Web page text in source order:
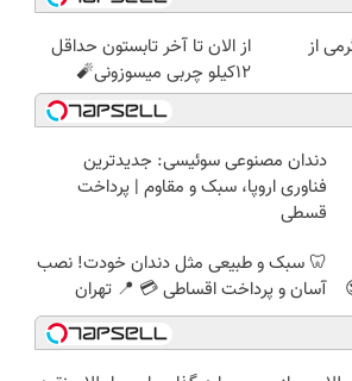
شمش 2.5 گرمی از
از الان تا آخر تابستون حداقل
12کیلو چربی میسوزونی🧨
دندان مصنوعی سوئیسی: جدیدترین
فناوری اروپا، سبک و مقاوم | پرداخت
قسطی
🦷 سبک و طبیعی مثل دندان خودت! نصب
آسان و پرداخت اقساطی 💳 📍 تهران